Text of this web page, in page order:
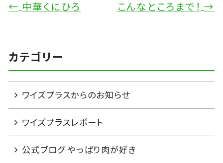
← 中華くにひろ こんなところまで！ →
カテゴリー
ワイズプラスからのお知らせ
ワイズプラスレポート
公式ブログ やっぱり肉が好き